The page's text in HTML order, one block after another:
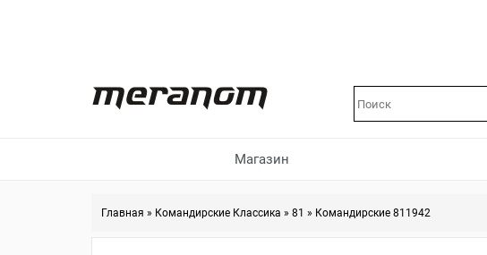
Магазин
Главная » Командирские Классика » 81 » Командирские 811942